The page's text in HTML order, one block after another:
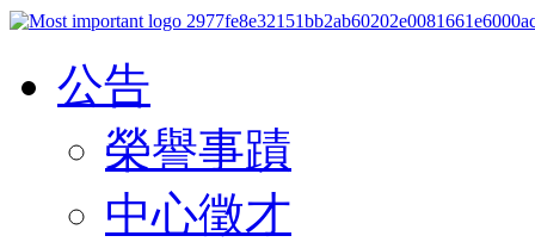
公告
榮譽事蹟
中心徵才